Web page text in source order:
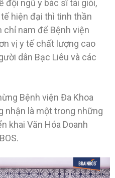
đội ngũ y bác sĩ tài giỏi,
hiện đại thì tinh thần
chỉ nam để Bệnh viện
vị y tế chất lượng cao
dân Bạc Liêu và các
Bệnh viện Đa Khoa
nhận là một trong những
khai Văn Hóa Doanh